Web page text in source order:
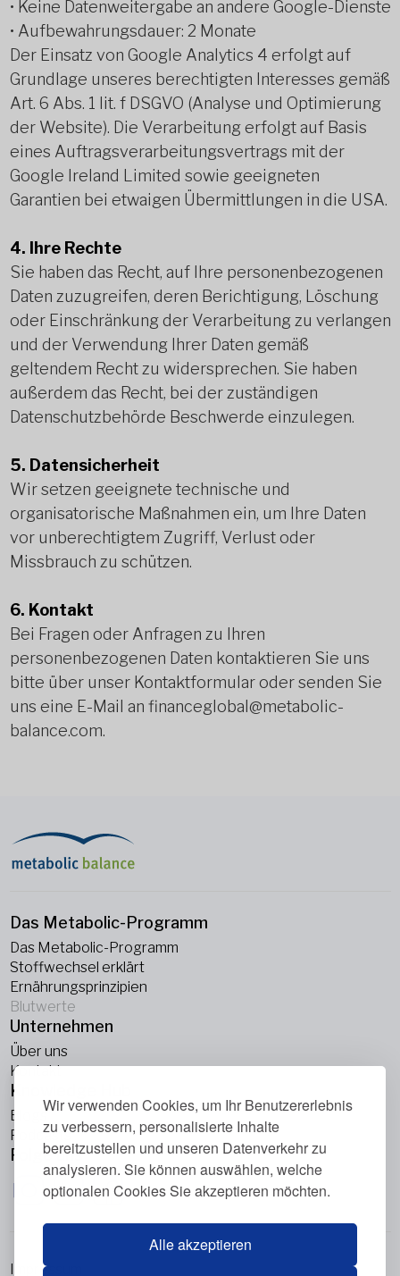
Wir verwenden Cookies, um Ihr Benutzererlebnis
zu verbessern, personalisierte Inhalte
bereitzustellen und unseren Datenverkehr zu
analysieren. Sie können auswählen, welche
optionalen Cookies Sie akzeptieren möchten.
Alle akzeptieren
• Keine Datenweitergabe an andere Google-Dienste
• Aufbewahrungsdauer: 2 Monate
Der Einsatz von Google Analytics 4 erfolgt auf
Grundlage unseres berechtigten Interesses gemäß
Art. 6 Abs. 1 lit. f DSGVO (Analyse und Optimierung
der Website). Die Verarbeitung erfolgt auf Basis
eines Auftragsverarbeitungsvertrags mit der
Google Ireland Limited sowie geeigneten
Garantien bei etwaigen Übermittlungen in die USA.
4. Ihre Rechte
Sie haben das Recht, auf Ihre personenbezogenen
Daten zuzugreifen, deren Berichtigung, Löschung
oder Einschränkung der Verarbeitung zu verlangen
und der Verwendung Ihrer Daten gemäß
geltendem Recht zu widersprechen. Sie haben
außerdem das Recht, bei der zuständigen
Datenschutzbehörde Beschwerde einzulegen.
5. Datensicherheit
Wir setzen geeignete technische und
organisatorische Maßnahmen ein, um Ihre Daten
vor unberechtigtem Zugriff, Verlust oder
Missbrauch zu schützen.
6. Kontakt
Bei Fragen oder Anfragen zu Ihren
personenbezogenen Daten kontaktieren Sie uns
bitte über unser Kontaktformular oder senden Sie
uns eine E-Mail an financeglobal@metabolic-
balance.com.
Das Metabolic-Programm
Das Metabolic-Programm
Stoffwechsel erklärt
Ernährungsprinzipien
Blutwerte
Unternehmen
Über uns
Kontakt
Knowledge Hub
Blogs
Podcasts
Folge uns
Impressum